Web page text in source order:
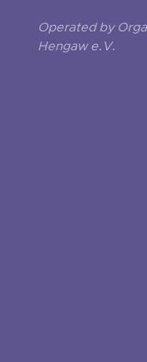
Operated by
Hengaw e.V.